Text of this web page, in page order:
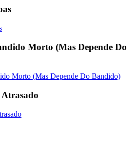
Morto (Mas Depende Do
Atrasado